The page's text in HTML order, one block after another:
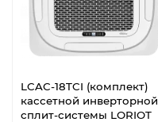
LCAC-18TCI (комплект)
кассетной инверторной
сплит-системы LORIOT